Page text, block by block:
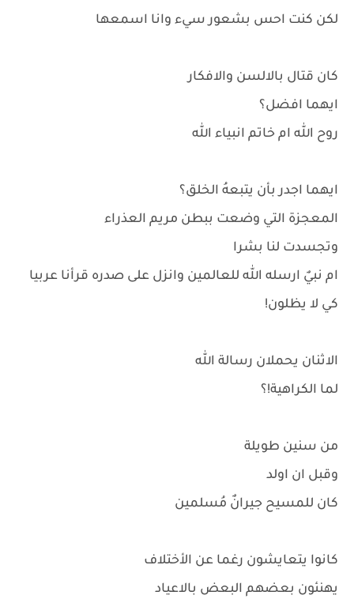
لكن كنت احس بشعور سيء وانا اسمعها
كان قتال بالالسن والافكار
ايهما افضل؟
روح الله ام خاتم انبياء الله
ايهما اجدر بأن يتبعهُ الخلق؟
المعجزة التي وضعت ببطن مريم العذراء
وتجسدت لنا بشرا
ام نبيٌ ارسله الله للعالمين وانزل على صدره قرأنا عربيا
كي لا يظلون!
الاثنان يحملان رسالة الله
لما الكراهية!؟
من سنين طويلة
وقبل ان اولد
كان للمسيح جيرانٌ مُسلمين
كانوا يتعايشون رغما عن الأختلاف
يهنئون بعضهم البعض بالاعياد